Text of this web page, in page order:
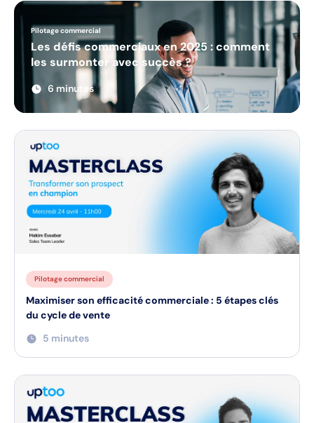
Pilotage commercial
Les défis commerciaux en 2025 : comment
les surmonter avec succès ?
6 minutes
Pilotage commercial
Maximiser son efficacité commerciale : 5 étapes clés
du cycle de vente
5 minutes